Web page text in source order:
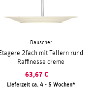
Bauscher
Etagere 2fach mit Tellern rund
Raffinesse creme
63,67 €
Lieferzeit ca. 4 - 5 Wochen